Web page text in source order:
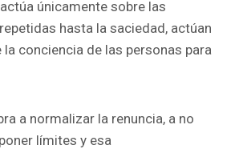
únicamente sobre las
hasta la saciedad, actúan
conciencia de las personas para
a normalizar la renuncia, a no
límites y esa